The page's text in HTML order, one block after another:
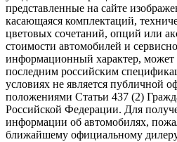
представленные на сайте
касающаяся комплектаций,
цветовых сочетаний, опций или
стоимости автомобилей и
информационный характер, может
последним российским
условиях не является публичной
положениями Статьи 437 (2)
Российской Федерации. Для
информации об автомобилях,
ближайшему официальному